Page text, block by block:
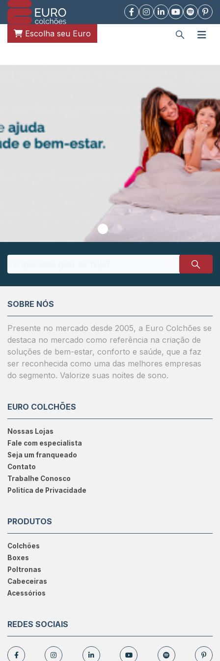
Escolha seu Euro
SOBRE NÓS
Presente no mercado desde 2005, a Euro Colchões se
destaca no mercado como referência na criação de
soluções de bem-estar, conforto e saúde, que a faz
ser reconhecida como uma das melhores empresas
do segmento. Valorize suas noites de sono.
EURO COLCHÕES
Nossas Lojas
Fale com especialista
Seja um franqueado
Contato
Trabalhe Conosco
Politíca de Privacidade
PRODUTOS
Colchões
Boxes
Poltronas
Cabeceiras
Acessórios
REDES SOCIAIS